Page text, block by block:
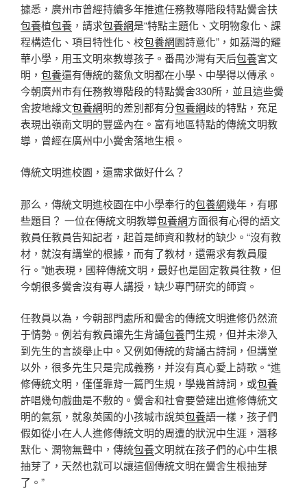
據悉，廣州市曾經持續多年推進任務教導階段特點黌舍扶
包養植包養 ，請求包養網是“特點主題化、文明物象化、課
程構造化、項目特性化、校包養網園詩意化”，如荔灣的耀
華小學，用玉文明來教導孩子。番禺沙灣有天后包養宮文
明， 包養還有傳統的鰲魚文明都在小學、中學得以傳承。
今朝廣州市有任務教導階段的特點黌舍330所，並且這些黌
舍按地緣文包養網明的差別都有分包養網歧的特點，充足
表現出嶺南文明的豐盛內在。富有地區特點的傳統文明教
導，曾經在廣州中小黌舍落地生根。
傳統文明進校園，還需求做好什么？
那么，傳統文明進校園在中小學奉行的包養網幾年，有哪
些題目？ 一位在傳統文明教導包養網方面很有心得的語文
教員任教員告知記者，起首是師資和教材的缺少。“沒有教
材，就沒有講堂的根據，而有了教材，還需求有教員履
行。”她表現，國粹傳統文明，最好也是固定教員往教，但
今朝很多黌舍沒有專人講授，缺少專門研究的師資。
任教員以為，今朝部門處所和黌舍的傳統文明進修仍然流
于情勢。例若有教員讓先生背誦包養門生規，但并未滲入
到先生的言談舉止中。又例如傳統的背誦古詩詞，但講堂
以外，很多先生只是完成義務，并沒有真心愛上詩歌。“進
修傳統文明，僅僅靠背一篇門生規，學幾首詩詞，或包養
許唱幾句戲曲是不敷的。黌舍和社會要營建出進修傳統文
明的氣氛，就象英國的小孩城市說英包養語一樣，孩子們
假如從小在人人進修傳統文明的周遭的狀況中生涯，潛移
默化、潤物無聲中，傳統包養文明就在孩子們的心中生根
抽芽了，天然也就可以讓這個傳統文明在黌舍生根抽芽
了。”